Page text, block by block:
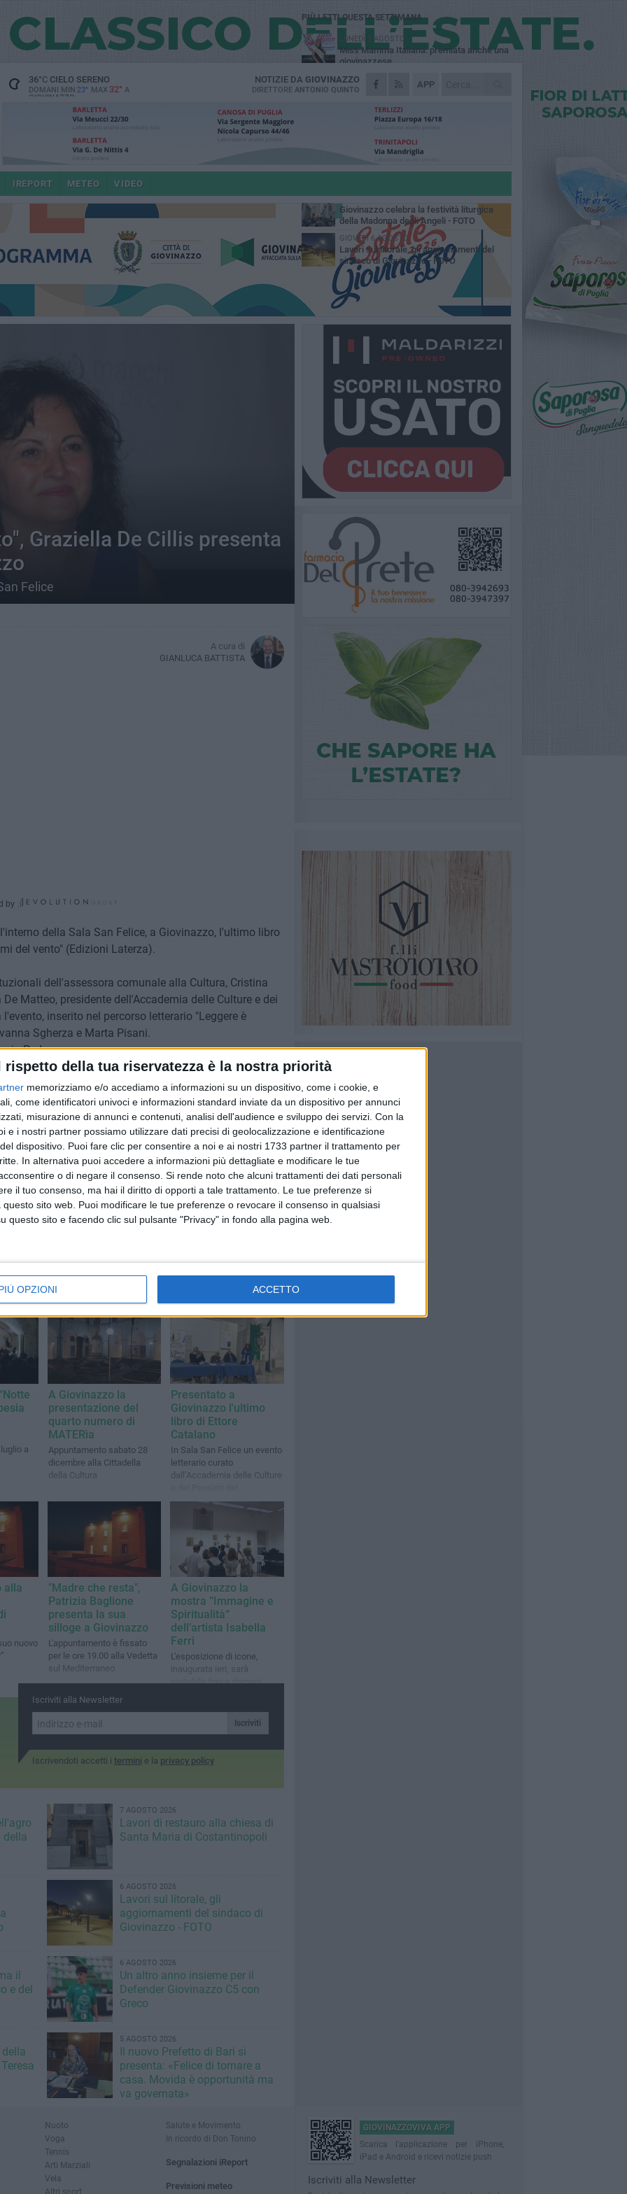
rispetto della tua riservatezza è la nostra priorità
memorizziamo e/o accediamo a informazioni su un dispositivo, come i cookie, e
come identificatori univoci e informazioni standard inviate da un dispositivo per annunci
misurazione di annunci e contenuti, analisi dell'audience e sviluppo dei servizi. Con la
e i nostri partner possiamo utilizzare dati precisi di geolocalizzazione e identificazione
dispositivo. Puoi fare clic per consentire a noi e ai nostri 1733 partner il trattamento per
In alternativa puoi accedere a informazioni più dettagliate e modificare le tue
o di negare il consenso. Si rende noto che alcuni trattamenti dei dati personali
il tuo consenso, ma hai il diritto di opporti a tale trattamento. Le tue preferenze si
sito web. Puoi modificare le tue preferenze o revocare il consenso in qualsiasi
questo sito e facendo clic sul pulsante "Privacy" in fondo alla pagina web.
OPZIONI ACCETTO
36°CCIELO SERENO
DOMANI MIN 23° MAX 32° A
GIOVINAZZO
APP
NOTIZIE DA GIOVINAZZO
DIRETTORE ANTONIO QUINTO
IREPORT METEO VIDEO
Graziella De Cillis presenta
Felice
A cura di
GIANLUCA BATTISTA
by
della Sala San Felice, a Giovinazzo, l'ultimo libro
del vento" (Edizioni Laterza).
dell'assessora comunale alla Cultura, Cristina
Matteo, presidente dell'Accademia delle Culture e dei
inserito nel percorso letterario "Leggere è
Sgherza e Marta Pisani.
Pedone.
anni
7 AGOSTO 2026
A Giovinazzo c'è il Concerto
all'Alba
a
A Giovinazzo la
presentazione del
quarto numero di
MATERìa
Appuntamento sabato 28
dicembre alla Cittadella
della Cultura
Presentato a
Giovinazzo l'ultimo
libro di Ettore
Catalano
In Sala San Felice un evento
letterario curato
dall’Accademia delle Culture
Mediterraneo
alla
nuovo
"Madre che resta",
Patrizia Baglione
presenta la sua
silloge a Giovinazzo
L'appuntamento è fissato
per le ore 19.00 alla Vedetta
sul Mediterraneo
A Giovinazzo la
mostra ”Immagine e
Spiritualità“
dell’artista Isabella
Ferri
L'esposizione di icone,
inaugurata ieri, sarà
visitabile fino a domani
Iscriviti alla Newsletter
Iscriviti
Iscrivendoti accetti i termini e la privacy policy
della
7 AGOSTO 2026
Lavori di restauro alla chiesa di
Santa Maria di Costantinopoli
6 AGOSTO 2026
Lavori sul litorale, gli
aggiornamenti del sindaco di
Giovinazzo - FOTO
il
e del
6 AGOSTO 2026
Un altro anno insieme per il
Defender Giovinazzo C5 con
Greco
5 AGOSTO 2026
Il nuovo Prefetto di Bari si
presenta: «Felice di tornare a
casa. Movida è opportunità ma
va governata»
PIÙ LETTI QUESTA SETTIMANA
LUNEDÌ 3 AGOSTO
Miss Mamma Italiana: premiata anche una
giovinazzese
MARTEDÌ 4 AGOSTO
Liquidi oleosi sul litorale di Giovinazzo,
MERCOLEDÌ 5 AGOSTO
l'assessora Ciliento prova a spegnere le
«Giovinazzo, a che punto siamo?»:
MARTEDÌ 4 AGOSTO
Giovinazzo celebra la festività liturgica
della Madonna degli Angeli - FOTO
GIOVEDÌ 6 AGOSTO
Lavori sul litorale, gli aggiornamenti del
sindaco di Giovinazzo - FOTO
Nuoto
Voga
Tennis
Arti Marziali
Vela
Altri sport
Salute e Movimento
In ricordo di Don Tonino
Segnalazioni iReport
Previsioni meteo
GIOVINAZZOVIVA APP
Scarica l'applicazione per iPhone,
iPad e Android e ricevi notizie push
Iscriviti alla Newsletter